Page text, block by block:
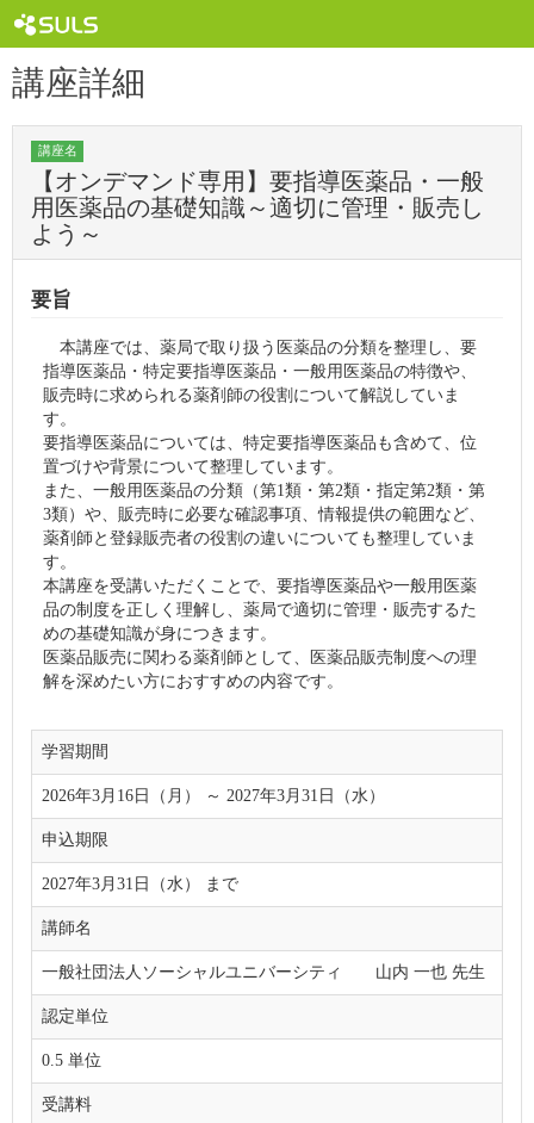
講座詳細
講座名
【オンデマンド専用】要指導医薬品・一般
用医薬品の基礎知識～適切に管理・販売し
よう～
要旨
本講座では、薬局で取り扱う医薬品の分類を整理し、要
指導医薬品・特定要指導医薬品・一般用医薬品の特徴や、
販売時に求められる薬剤師の役割について解説していま
す。
要指導医薬品については、特定要指導医薬品も含めて、位
置づけや背景について整理しています。
また、一般用医薬品の分類（第1類・第2類・指定第2類・第
3類）や、販売時に必要な確認事項、情報提供の範囲など、
薬剤師と登録販売者の役割の違いについても整理していま
す。
本講座を受講いただくことで、要指導医薬品や一般用医薬
品の制度を正しく理解し、薬局で適切に管理・販売するた
めの基礎知識が身につきます。
医薬品販売に関わる薬剤師として、医薬品販売制度への理
解を深めたい方におすすめの内容です。
学習期間
2026年3月16日（月） ～ 2027年3月31日（水）
申込期限
2027年3月31日（水） まで
講師名
一般社団法人ソーシャルユニバーシティ 山内 一也 先生
認定単位
0.5 単位
受講料